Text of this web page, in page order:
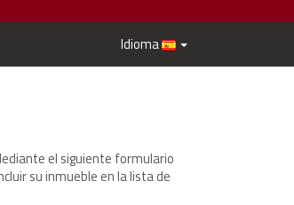
Idioma
el siguiente formulario
su inmueble en la lista de